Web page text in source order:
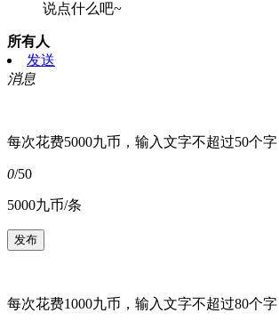
说点什么吧~
所有人
发送
消息
每次花费5000九币，输入文字不超过50个字
0/50
5000九币/条
每次花费1000九币，输入文字不超过80个字